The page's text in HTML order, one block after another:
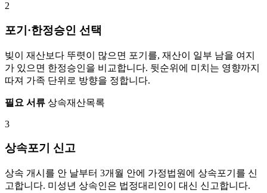
2
포기·한정승인 선택
빚이 재산보다 뚜렷이 많으면 포기를, 재산이 일부 남을 여지
가 있으면 한정승인을 비교합니다. 뒷순위에 미치는 영향까지
따져 가족 단위로 방향을 정합니다.
필요 서류 상속재산목록
3
상속포기 신고
상속 개시를 안 날부터 3개월 안에 가정법원에 상속포기를 신
고합니다. 미성년 상속인은 법정대리인이 대신 신고합니다.